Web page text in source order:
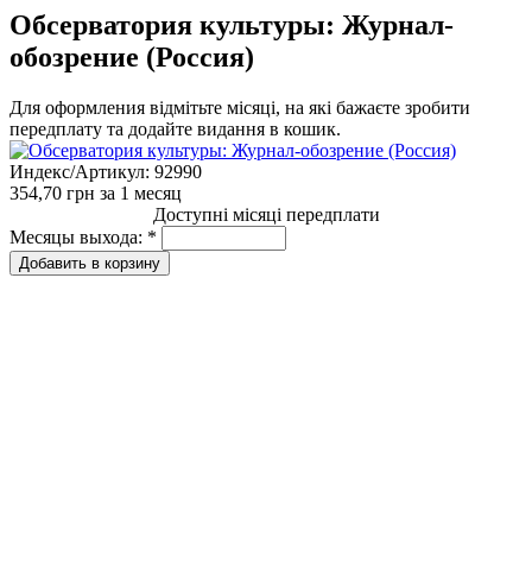
Обсерватория культуры: Журнал-
обозрение (Россия)
Для оформления відмітьте місяці, на які бажаєте зробити
передплату та додайте видання в кошик.
Индекс/Артикул: 92990
354,70 грн за 1 месяц
Доступні місяці передплати
Месяцы выхода: *